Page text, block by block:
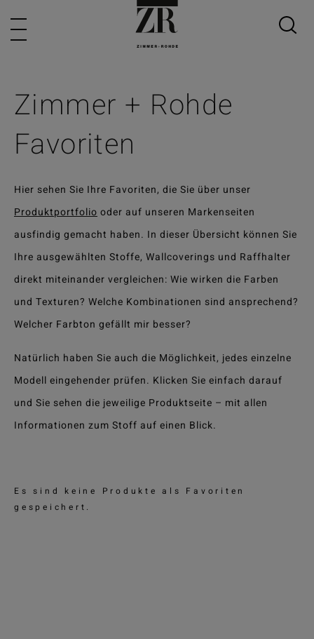
Zimmer + Rohde
Favoriten
Hier sehen Sie Ihre Favoriten, die Sie über unser
Produktportfolio oder auf unseren Markenseiten
ausfindig gemacht haben. In dieser Übersicht können Sie
Ihre ausgewählten Stoffe, Wallcoverings und Raffhalter
direkt miteinander vergleichen: Wie wirken die Farben
und Texturen? Welche Kombinationen sind ansprechend?
Welcher Farbton gefällt mir besser?
Natürlich haben Sie auch die Möglichkeit, jedes einzelne
Modell eingehender prüfen. Klicken Sie einfach darauf
und Sie sehen die jeweilige Produktseite – mit allen
Informationen zum Stoff auf einen Blick.
Es sind keine Produkte als Favoriten
gespeichert.